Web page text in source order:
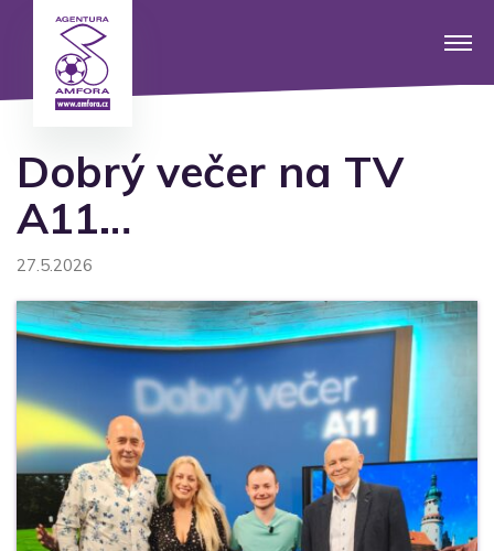
Dobrý večer na TV
A11…
27.5.2026